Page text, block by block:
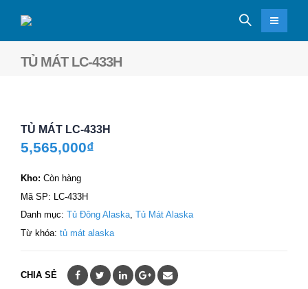
TỦ MÁT LC-433H
TỦ MÁT LC-433H
5,565,000₫
Kho: Còn hàng
Mã SP: LC-433H
Danh mục: Tủ Đông Alaska, Tủ Mát Alaska
Từ khóa: tủ mát alaska
CHIA SẺ